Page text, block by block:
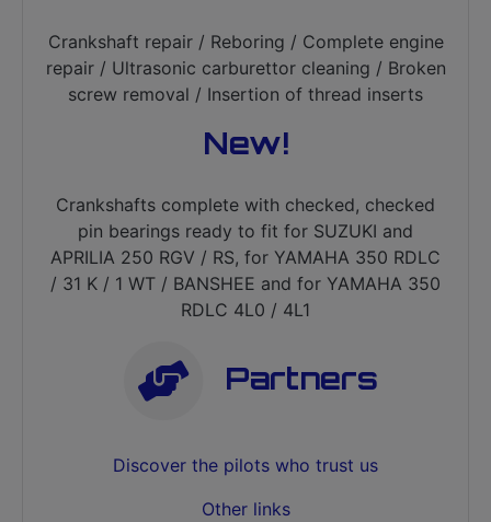
Crankshaft repair / Reboring / Complete engine
repair / Ultrasonic carburettor cleaning / Broken
screw removal / Insertion of thread inserts
New!
Crankshafts complete with checked, checked
pin bearings ready to fit for SUZUKI and
APRILIA 250 RGV / RS, for YAMAHA 350 RDLC
/ 31 K / 1 WT / BANSHEE and for YAMAHA 350
RDLC 4L0 / 4L1
Partners
Discover the pilots who trust us
Other links